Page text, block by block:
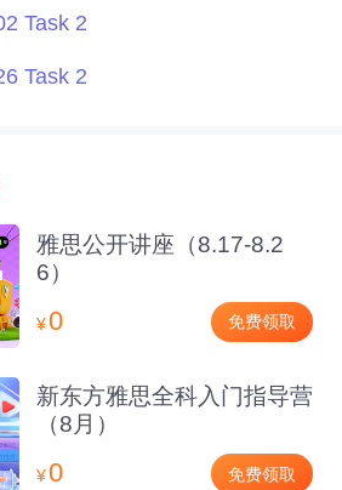
Task 2
Task 2
雅思公开讲座（8.17-8.2
6）
¥0 免费领取
新东方雅思全科入门指导营
（8月）
¥0 免费领取